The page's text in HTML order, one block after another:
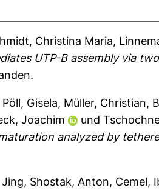
Christina Maria,
UTP-B assembly via
Pöll, Gisela, Müller, Christian,
Joachim und
analyzed by
Jing, Shostak, Anton, Cemel,